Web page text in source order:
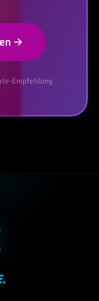
Empfehlung